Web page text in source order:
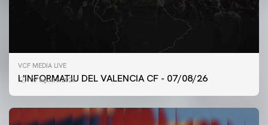
VCF MEDIA LIVE
L'INFORMATIU DEL VALENCIA CF - 07/08/26
07 agosto 2026